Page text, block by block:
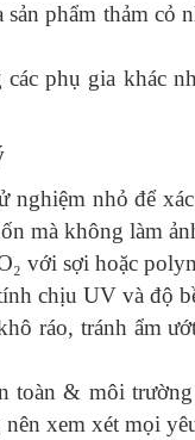
sản phẩm thảm
phụ gia khác
nghiệm nhỏ để
mà không làm
với sợi hoặc
chịu UV và độ
ráo, tránh ẩm
toàn & môi
xem xét mọi